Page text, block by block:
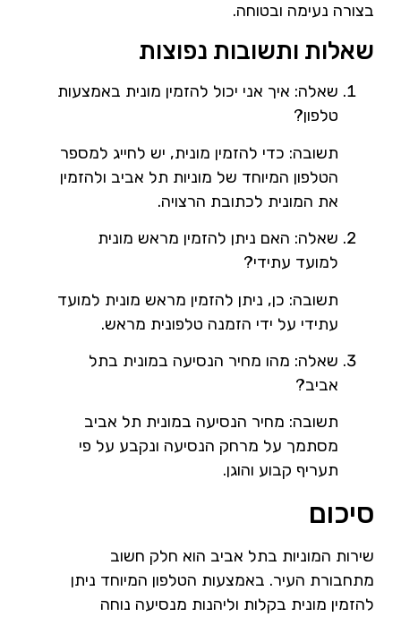
בצורה נעימה ובטוחה.
שאלות ותשובות נפוצות
שאלה: איך אני יכול להזמין מונית באמצעות
טלפון?
תשובה: כדי להזמין מונית, יש לחייג למספר
הטלפון המיוחד של מוניות תל אביב ולהזמין
את המונית לכתובת הרצויה.
שאלה: האם ניתן להזמין מראש מונית
למועד עתידי?
תשובה: כן, ניתן להזמין מראש מונית למועד
עתידי על ידי הזמנה טלפונית מראש.
שאלה: מהו מחיר הנסיעה במונית בתל
אביב?
תשובה: מחיר הנסיעה במונית תל אביב
מסתמך על מרחק הנסיעה ונקבע על פי
תעריף קבוע והוגן.
סיכום
שירות המוניות בתל אביב הוא חלק חשוב
מתחבורת העיר. באמצעות הטלפון המיוחד ניתן
להזמין מונית בקלות וליהנות מנסיעה נוחה